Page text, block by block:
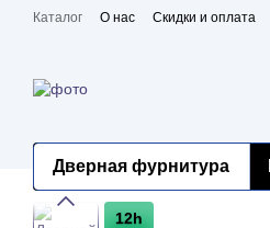
Перейти к основному контенту
Каталог О нас Скидки и оплата
Дверная фурнитура
12h